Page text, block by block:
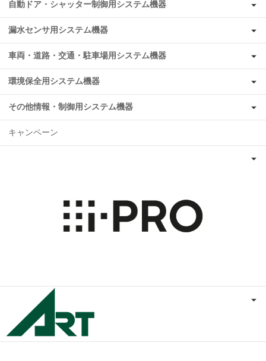
自動ドア・シャッター制御用システム機器
漏水センサ用システム機器
車両・道路・交通・駐車場用システム機器
環境保全用システム機器
その他情報・制御用システム機器
キャンペーン